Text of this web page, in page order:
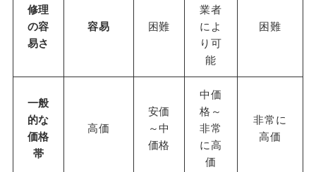
修理
の容
易さ
容易 困難
業者
によ
り可
能
困難
一般
的な
価格
帯
高価
安価
～中
価格
中価
格～
非常
に高
価
非常に
高価